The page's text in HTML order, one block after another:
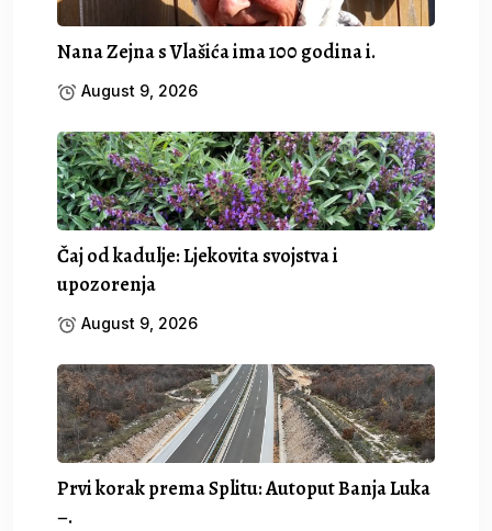
Nana Zejna s Vlašića ima 100 godina i.
August 9, 2026
Čaj od kadulje: Ljekovita svojstva i
upozorenja
August 9, 2026
Prvi korak prema Splitu: Autoput Banja Luka
–.